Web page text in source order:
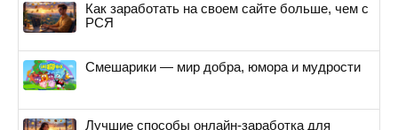
Как заработать на своем сайте больше, чем с
РСЯ
Смешарики — мир добра, юмора и мудрости
Лучшие способы онлайн-заработка для